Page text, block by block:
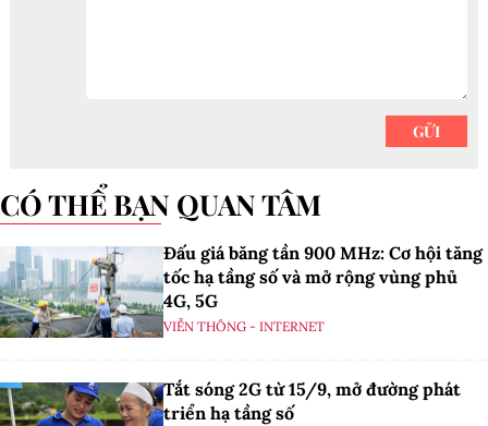
CÓ THỂ BẠN QUAN TÂM
Đấu giá băng tần 900 MHz: Cơ hội tăng
tốc hạ tầng số và mở rộng vùng phủ
4G, 5G
VIỄN THÔNG - INTERNET
Tắt sóng 2G từ 15/9, mở đường phát
triển hạ tầng số